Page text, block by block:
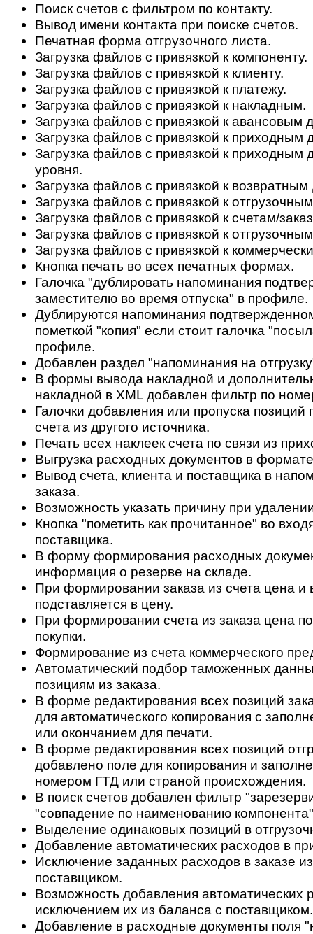
Поиск счетов с фильтром по контакту.
Вывод имени контакта при поиске счетов.
Печатная форма отгрузочного листа.
Загрузка файлов с привязкой к компоненту.
Загрузка файлов с привязкой к клиенту.
Загрузка файлов с привязкой к платежу.
Загрузка файлов с привязкой к накладным.
Загрузка файлов с привязкой к авансовым
Загрузка файлов с привязкой к приходным
Загрузка файлов с привязкой к приходным
уровня.
Загрузка файлов с привязкой к
Загрузка файлов с привязкой к
Загрузка файлов с привязкой к счетам/
Загрузка файлов с привязкой к
Загрузка файлов с привязкой к
Кнопка печать во всех печатных формах.
Галочка "дублировать напоминания
заместителю во время отпуска" в профиле.
Дублируются напоминания
пометкой "копия" если стоит галочка
профиле.
Добавлен раздел "напоминания на
В формы вывода накладной и
накладной в XML добавлен фильтр по
Галочки добавления или пропуска
счета из другого источника.
Печать всех наклеек счета по связи из
Выгрузка расходных документов в
Вывод счета, клиента и поставщика в
заказа.
Возможность указать причину при
Кнопка "пометить как прочитанное" во
поставщика.
В форму формирования расходных
информация о резерве на складе.
При формировании заказа из счета цена и
подставляется в цену.
При формировании счета из заказа цена
покупки.
Формирование из счета коммерческого
Автоматический подбор таможенных
позициям из заказа.
В форме редактирования всех позиций
для автоматического копирования с
или окончанием для печати.
В форме редактирования всех позиций
добавлено поле для копирования и
номером ГТД или страной происхождения.
В поиск счетов добавлен фильтр
"совпадение по наименованию
Выделение одинаковых позиций в
Добавление автоматических расходов в
Исключение заданных расходов в заказе
поставщиком.
Возможность добавления автоматических
исключением их из баланса с поставщиком.
Добавление в расходные документы поля